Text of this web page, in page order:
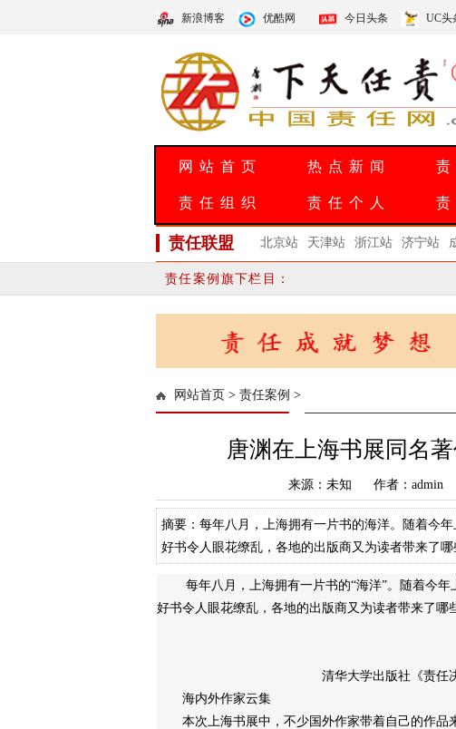
新浪博客 优酷网 今日头条 UC头
网站首页 热点新闻
责任组织 责任个人
责任联盟 北京站 天津站 浙江站 济宁站
责任案例旗下栏目：
网站首页 > 责任案例 >
唐渊在上海书展同名
来源：未知 作者：admin
摘要：每年八月，上海拥有一片书的海洋。随着今
好书令人眼花缭乱，各地的出版商又为读者带来了
每年八月，上海拥有一片书的“海洋”。随着今年
好书令人眼花缭乱，各地的出版商又为读者带来了哪
清华大学出版社《责任
海内外作家云集
本次上海书展中，不少国外作家带着自己的作品